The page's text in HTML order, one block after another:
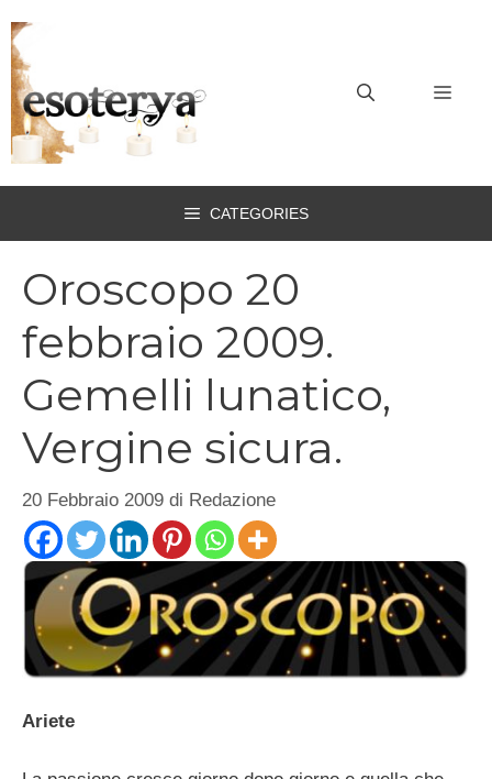
al
contenuto
CATEGORIES
Oroscopo 20
febbraio 2009.
Gemelli lunatico,
Vergine sicura.
20 Febbraio 2009 di Redazione
Ariete